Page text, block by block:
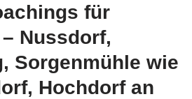
für
Nussdorf,
Sorgenmühle wie
Hochdorf an